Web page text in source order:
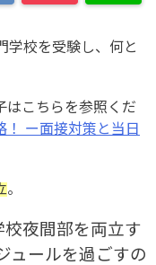
学校を受験し、何と
はこちらを参照くだ
！ ー面接対策と当日
。
夜間部を両立す
ュールを過ごすの